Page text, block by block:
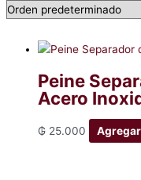
Peine
Acero
₲ 25.000